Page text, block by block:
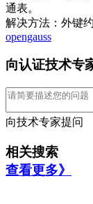
通表。
解决方法：外键
opengauss
向认证技术专
向技术专家提问
相关搜索
查看更多》